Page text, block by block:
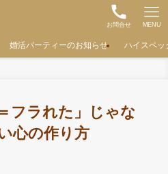
お問合せ MENU
婚活パーティーのお知らせ ハイスペッ
フラれた」じゃな
心の作り方